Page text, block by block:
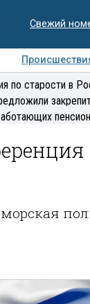
Свежий
по старости в